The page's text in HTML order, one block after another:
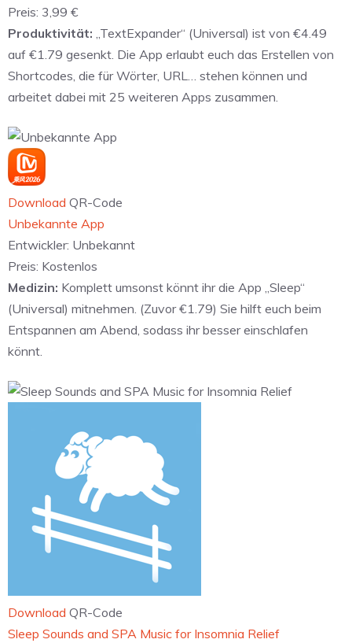
Preis: 3,99 €
Produktivität: „TextExpander“ (Universal) ist von €4.49
auf €1.79 gesenkt. Die App erlaubt euch das Erstellen von
Shortcodes, die für Wörter, URL… stehen können und
arbeitet dabei mit 25 weiteren Apps zusammen.
Download QR-Code
Unbekannte App
Entwickler: Unbekannt
Preis: Kostenlos
Medizin: Komplett umsonst könnt ihr die App „Sleep“
(Universal) mitnehmen. (Zuvor €1.79) Sie hilft euch beim
Entspannen am Abend, sodass ihr besser einschlafen
könnt.
Download QR-Code
‎Sleep Sounds and SPA Music for Insomnia Relief